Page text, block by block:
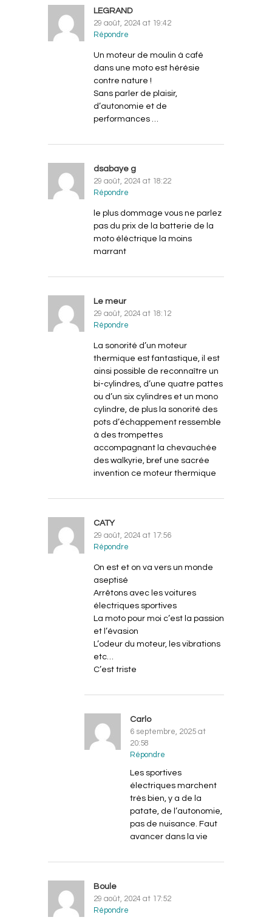
LEGRAND
29 août, 2024 at 19:42
Répondre
Un moteur de moulin à café
dans une moto est hérésie
contre nature !
Sans parler de plaisir,
d’autonomie et de
performances …
dsabaye g
29 août, 2024 at 18:22
Répondre
le plus dommage vous ne parlez
pas du prix de la batterie de la
moto éléctrique la moins
marrant
Le meur
29 août, 2024 at 18:12
Répondre
La sonorité d’un moteur
thermique est fantastique, il est
ainsi possible de reconnaître un
bi-cylindres, d’une quatre pattes
ou d’un six cylindres et un mono
cylindre, de plus la sonorité des
pots d’échappement ressemble
à des trompettes
accompagnant la chevauchée
des walkyrie, bref une sacrée
invention ce moteur thermique
CATY
29 août, 2024 at 17:56
Répondre
On est et on va vers un monde
aseptisé
Arrêtons avec les voitures
électriques sportives
La moto pour moi c’est la passion
et l’évasion
L’odeur du moteur, les vibrations
etc…
C’est triste
Carlo
6 septembre, 2025 at
20:58
Répondre
Les sportives
électriques marchent
très bien, y a de la
patate, de l’autonomie,
pas de nuisance. Faut
avancer dans la vie
Boule
29 août, 2024 at 17:52
Répondre